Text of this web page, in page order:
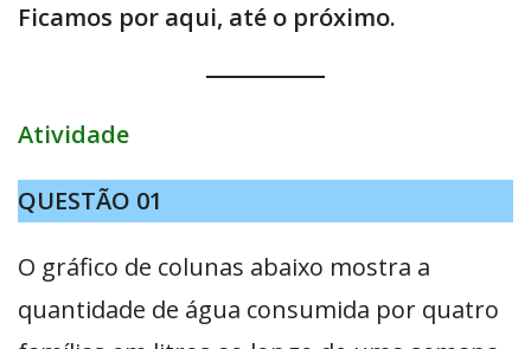
Ficamos por aqui, até o próximo.
Atividade
QUESTÃO 01
O gráfico de colunas abaixo mostra a
quantidade de água consumida por quatro